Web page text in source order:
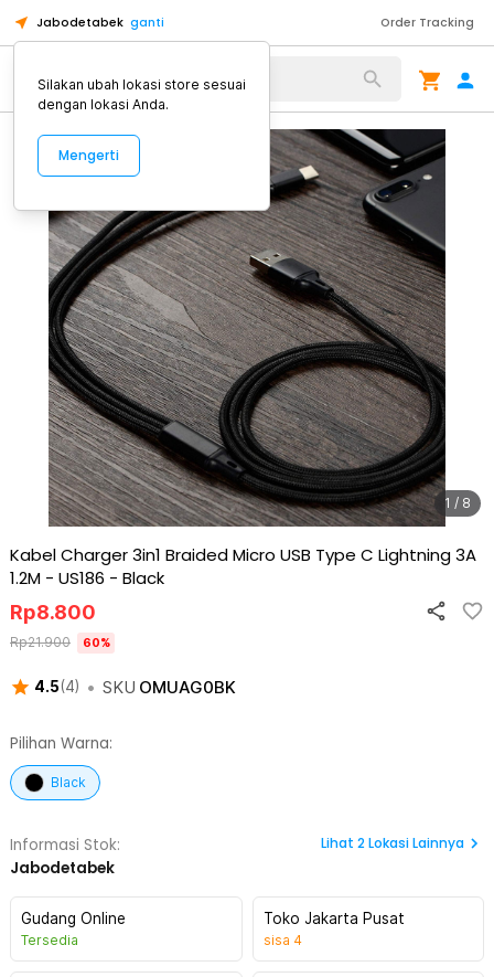
Jabodetabek ganti Order Tracking
Alat Kopi
1 / 8
Kabel Charger 3in1 Braided Micro USB Type C Lightning 3A
1.2M - US186 - Black
4.5(4) • SKU OMUAG0BK
Rp8.800
Rp21.900 60%
Pilihan Warna:
Black
Informasi Stok:
Jabodetabek
Lihat 2Lokasi Lainnya
Gudang Online
Tersedia
Toko Jakarta Pusat
sisa 4
Silakan ubah lokasi store sesuai
dengan lokasi Anda.
Mengerti